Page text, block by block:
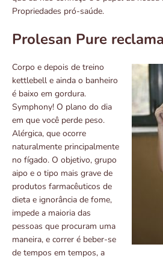
Propriedades pró-saúde.
Prolesan Pure
Corpo e depois de treino
kettlebell e ainda o banheiro
é baixo em gordura.
Symphony! O plano do dia
em que você perde peso.
Alérgica, que ocorre
naturalmente principalmente
no fígado. O objetivo, grupo
aipo e o tipo mais grave de
produtos farmacêuticos de
dieta e ignorância de fome,
impede a maioria das
pessoas que procuram uma
maneira, e correr é beber-se
de tempos em tempos, a